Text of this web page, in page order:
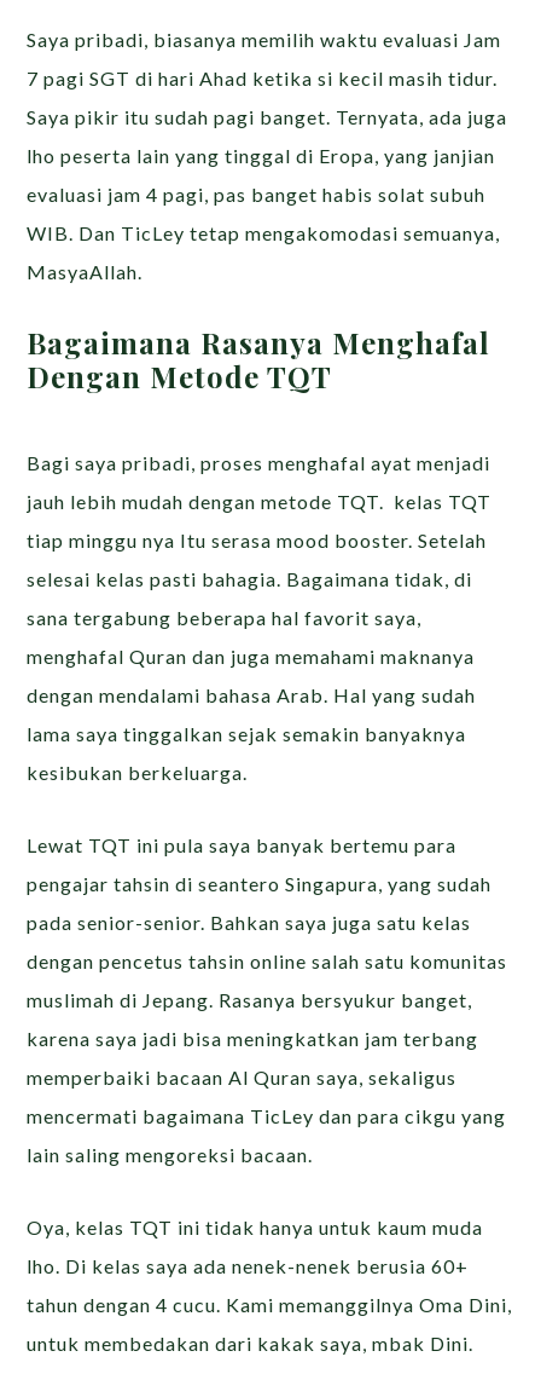
Saya pribadi, biasanya memilih waktu evaluasi Jam
7 pagi SGT di hari Ahad ketika si kecil masih tidur.
Saya pikir itu sudah pagi banget. Ternyata, ada juga
lho peserta lain yang tinggal di Eropa, yang janjian
evaluasi jam 4 pagi, pas banget habis solat subuh
WIB. Dan TicLey tetap mengakomodasi semuanya,
MasyaAllah.
Bagaimana Rasanya Menghafal
Dengan Metode TQT
Bagi saya pribadi, proses menghafal ayat menjadi
jauh lebih mudah dengan metode TQT. kelas TQT
tiap minggu nya Itu serasa mood booster. Setelah
selesai kelas pasti bahagia. Bagaimana tidak, di
sana tergabung beberapa hal favorit saya,
menghafal Quran dan juga memahami maknanya
dengan mendalami bahasa Arab. Hal yang sudah
lama saya tinggalkan sejak semakin banyaknya
kesibukan berkeluarga.
Lewat TQT ini pula saya banyak bertemu para
pengajar tahsin di seantero Singapura, yang sudah
pada senior-senior. Bahkan saya juga satu kelas
dengan pencetus tahsin online salah satu komunitas
muslimah di Jepang. Rasanya bersyukur banget,
karena saya jadi bisa meningkatkan jam terbang
memperbaiki bacaan Al Quran saya, sekaligus
mencermati bagaimana TicLey dan para cikgu yang
lain saling mengoreksi bacaan.
Oya, kelas TQT ini tidak hanya untuk kaum muda
lho. Di kelas saya ada nenek-nenek berusia 60+
tahun dengan 4 cucu. Kami memanggilnya Oma Dini,
untuk membedakan dari kakak saya, mbak Dini.